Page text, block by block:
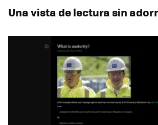
Una vista de lectura sin